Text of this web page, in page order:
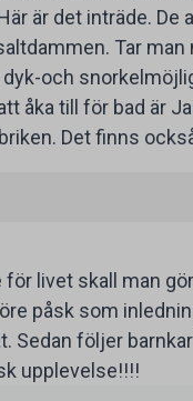
är det inträde.
Tar
dyk-och
åka till för bad är
Det finns
livet skall man
påsk som
Sedan följer
upplevelse!!!!